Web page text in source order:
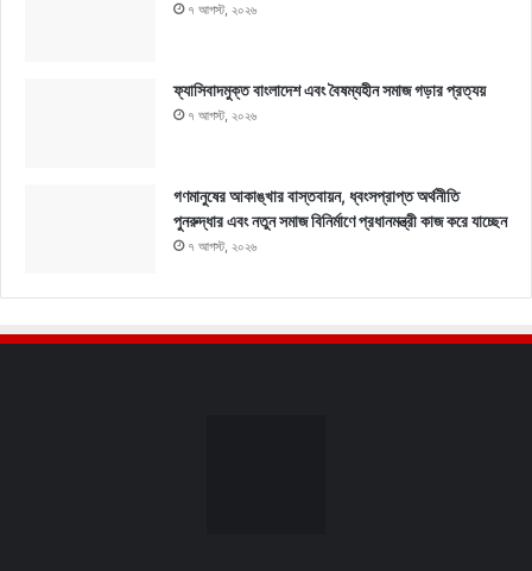
৭ আগস্ট, ২০২৬
ফ্যাসিবাদমুক্ত বাংলাদেশ এবং বৈষম্যহীন সমাজ গড়ার প্রত্যয়
৭ আগস্ট, ২০২৬
গণমানুষের আকাঙ্খার বাস্তবায়ন, ধ্বংসপ্রাপ্ত অর্থনীতি
পুনরুদ্ধার এবং নতুন সমাজ বিনির্মাণে প্রধানমন্ত্রী কাজ করে যাচ্ছেন
৭ আগস্ট, ২০২৬